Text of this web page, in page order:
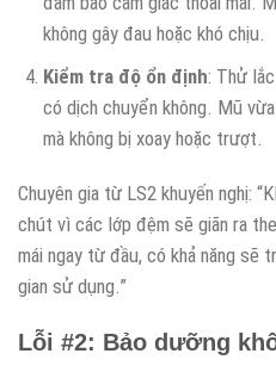
không gây đau hoặc khó chịu.
Kiểm tra độ ổn định: Thử
có dịch chuyển không. Mũ
mà không bị xoay hoặc trượt.
Chuyên gia từ LS2 khuyến nghị:
chút vì các lớp đệm sẽ giãn ra
mái ngay từ đầu, có khả năng sẽ
gian sử dụng.”
Lỗi #2: Bảo dưỡng